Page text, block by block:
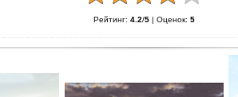
Рейтинг: 4.2/5| Оценок: 5